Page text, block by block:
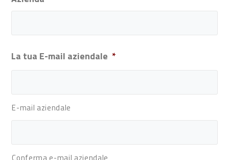
La tua E-mail aziendale *
E-mail aziendale
Conferma e-mail aziendale